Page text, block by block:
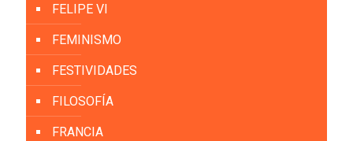
FELIPE VI
FEMINISMO
FESTIVIDADES
FILOSOFÍA
FRANCIA